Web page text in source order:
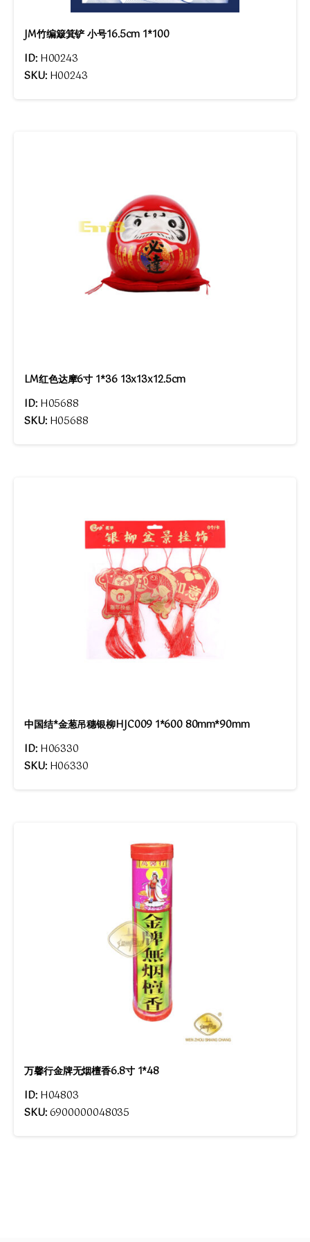
JM竹编簸箕铲 小号16.5cm 1*100
ID: H00243
SKU: H00243
LM红色达摩6寸 1*36 13x13x12.5cm
ID: H05688
SKU: H05688
中国结*金葱吊穗银柳HJC009 1*600 80mm*90mm
ID: H06330
SKU: H06330
万馨行金牌无烟檀香6.8寸 1*48
ID: H04803
SKU:6900000048035